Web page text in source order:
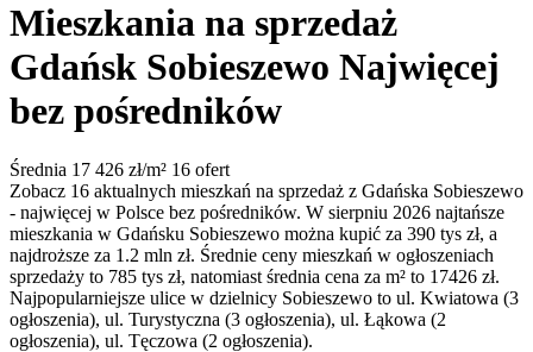
Mieszkania na sprzedaż
Gdańsk Sobieszewo Najwięcej
bez pośredników
Średnia 17 426 zł/m² 16 ofert
Zobacz 16 aktualnych mieszkań na sprzedaż z Gdańska Sobieszewo
- najwięcej w Polsce bez pośredników. W sierpniu 2026 najtańsze
mieszkania w Gdańsku Sobieszewo można kupić za 390 tys zł, a
najdroższe za 1.2 mln zł. Średnie ceny mieszkań w ogłoszeniach
sprzedaży to 785 tys zł, natomiast średnia cena za m² to 17426 zł.
Najpopularniejsze ulice w dzielnicy Sobieszewo to ul. Kwiatowa (3
ogłoszenia), ul. Turystyczna (3 ogłoszenia), ul. Łąkowa (2
ogłoszenia), ul. Tęczowa (2 ogłoszenia).